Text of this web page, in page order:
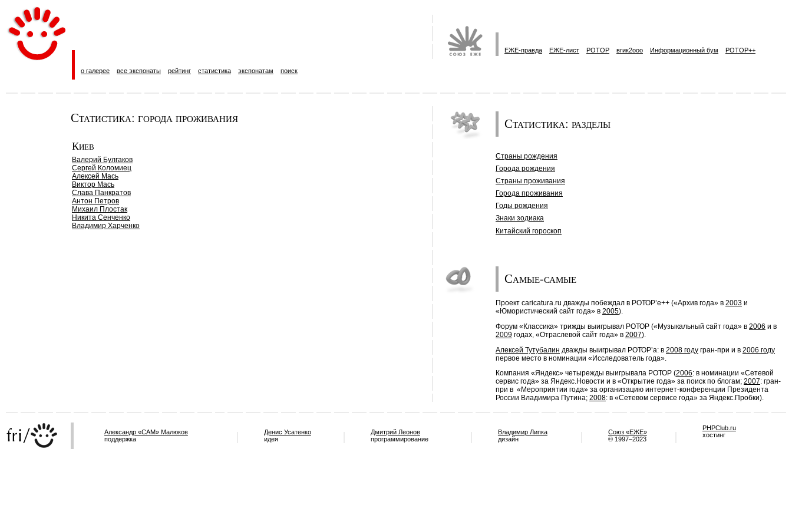
о галерее все экспонаты рейтинг статистика экспонатам поиск
ЕЖЕ-правда ЕЖЕ-лист РОТОР вгик2ooo Информационный бум РОТОР++
Статистика: города проживания
Киев
Валерий Булгаков
Сергей Коломиец
Алексей Мась
Виктор Мась
Слава Панкратов
Антон Петров
Михаил Плостак
Никита Сенченко
Владимир Харченко
Статистика: разделы
Страны рождения
Города рождения
Страны проживания
Города проживания
Годы рождения
Знаки зодиака
Китайский гороскоп
Самые-самые
Проект caricatura.ru дважды побеждал в РОТОР’e++ («Архив года» в 2003 и
«Юмористический сайт года» в 2005).
Форум «Классика» трижды выигрывал РОТОР («Музыкальный сайт года» в 2006 и в
2009 годах, «Отраслевой сайт года» в 2007).
Алексей Тутубалин дважды выигрывал РОТОР’а: в 2008 году гран-при и в 2006 году
первое место в номинации «Исследователь года».
Компания «Яндекс» четырежды выигрывала РОТОР (2006: в номинации «Сетевой
сервис года» за Яндекс.Новости и в «Открытие года» за поиск по блогам; 2007: гран-
при в «Мероприятии года» за организацию интернет-конференции Президента
России Владимира Путина; 2008: в «Сетевом сервисе года» за Яндекс.Пробки).
Александр «САМ» Малюков
поддержка
Денис Усатенко
идея
Дмитрий Леонов
программирование
Владимир Липка
дизайн
Союз «ЕЖЕ»
© 1997–2023
PHPClub.ru
хостинг